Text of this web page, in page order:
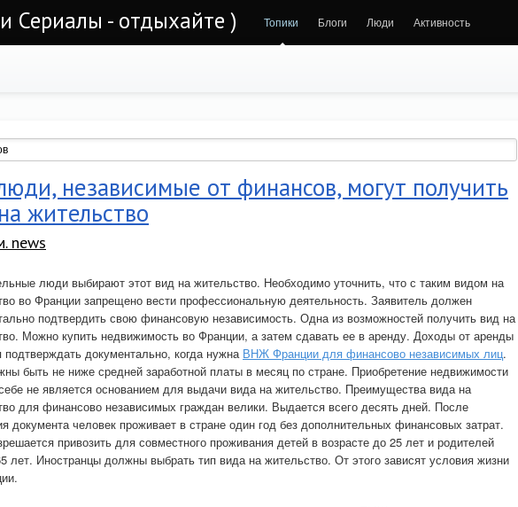
Сериалы - отдыхайте ) Топики Блоги Люди Активность
независимые от финансов, могут получить
жительство
news
люди выбирают этот вид на жительство. Необходимо уточнить, что с таким видом на
во Франции запрещено вести профессиональную деятельность. Заявитель должен
подтвердить свою финансовую независимость. Одна из возможностей получить вид на
Можно купить недвижимость во Франции, а затем сдавать ее в аренду. Доходы от аренды
подтверждать документально, когда нужна ВНЖ Франции для финансово независимых лиц.
быть не ниже средней заработной платы в месяц по стране. Приобретение недвижимости
не является основанием для выдачи вида на жительство. Преимущества вида на
для финансово независимых граждан велики. Выдается всего десять дней. После
документа человек проживает в стране один год без дополнительных финансовых затрат.
привозить для совместного проживания детей в возрасте до 25 лет и родителей
лет. Иностранцы должны выбрать тип вида на жительство. От этого зависят условия жизни